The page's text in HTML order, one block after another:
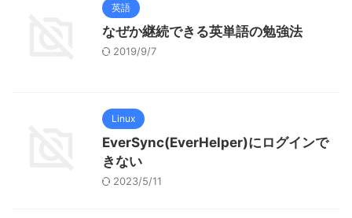
英語
なぜか継続できる英単語の勉強法
2019/9/7
Linux
EverSync(EverHelper)にログインで
きない
2023/5/11